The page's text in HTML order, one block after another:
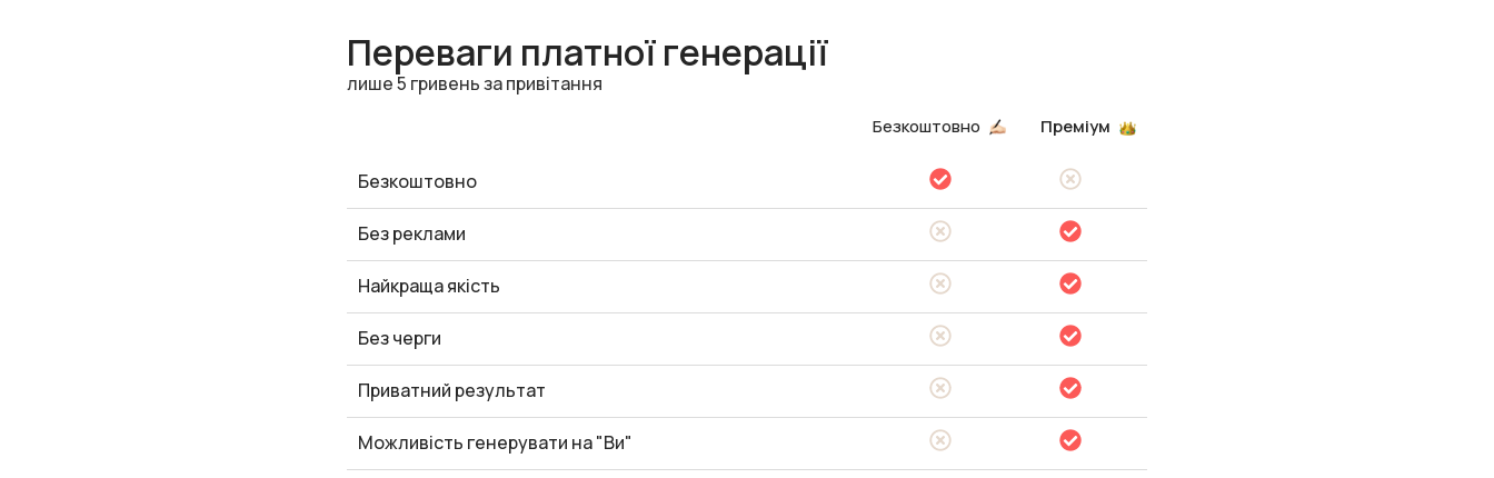
Переваги платної генерації
лише 5 гривень за привітання
Безкоштовно Преміум
Безкоштовно
Без реклами
Найкраща якість
Без черги
Приватний результат
Можливість генерувати на "Ви"